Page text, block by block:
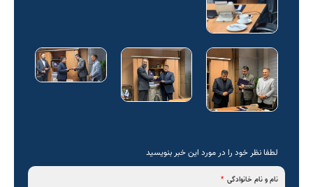
لطفا نظر خود را در مورد این خبر بنویسید
نام و نام خانوادگی